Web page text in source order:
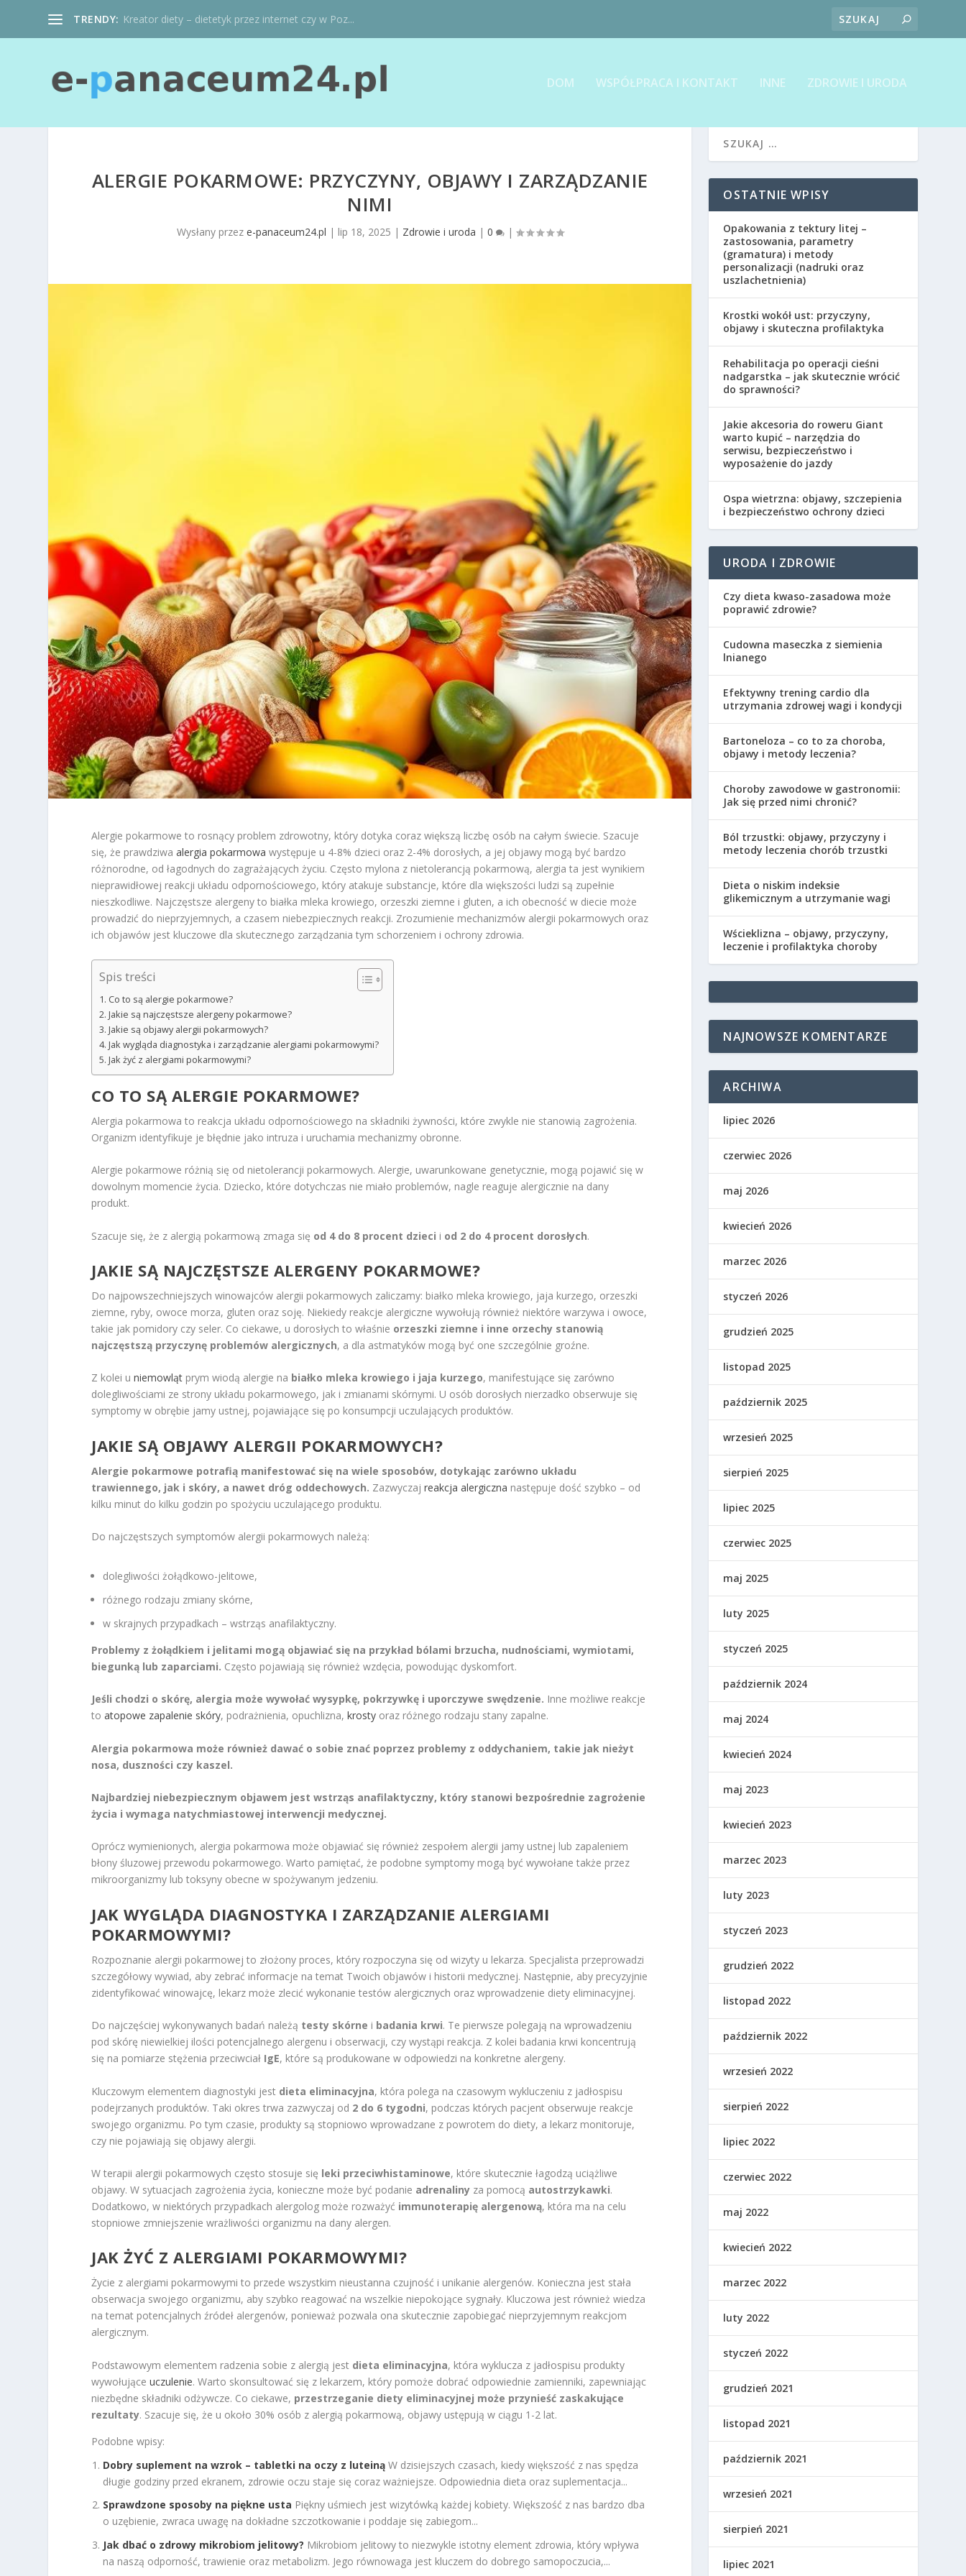
TRENDY: Kreator diety – dietetyk przez internet czy w Poz...
DOM WSPÓŁPRACA I KONTAKT INNE ZDROWIE I URODA
ALERGIE POKARMOWE: PRZYCZYNY, OBJAWY I ZARZĄDZANIE
NIMI
Wysłany przez e-panaceum24.pl | lip 18, 2025 | Zdrowie i uroda | 0 |
Alergie pokarmowe to rosnący problem zdrowotny, który dotyka coraz większą liczbę osób na całym świecie. Szacuje
się, że prawdziwaalergia pokarmowa występuje u 4-8% dzieci oraz 2-4% dorosłych, a jej objawy mogą być bardzo
różnorodne, od łagodnych do zagrażających życiu. Często mylona z nietolerancją pokarmową, alergia ta jest wynikiem
nieprawidłowej reakcji układu odpornościowego, który atakuje substancje, które dla większości ludzi są zupełnie
nieszkodliwe. Najczęstsze alergeny to białka mleka krowiego, orzeszki ziemne i gluten, a ich obecność w diecie może
prowadzić do nieprzyjemnych, a czasem niebezpiecznych reakcji. Zrozumienie mechanizmów alergii pokarmowych oraz
ich objawów jest kluczowe dla skutecznego zarządzania tym schorzeniem i ochrony zdrowia.
Spis treści
Co to są alergie pokarmowe?
Jakie są najczęstsze alergeny pokarmowe?
Jakie są objawy alergii pokarmowych?
Jak wygląda diagnostyka i zarządzanie alergiami pokarmowymi?
Jak żyć z alergiami pokarmowymi?
CO TO SĄ ALERGIE POKARMOWE?
Alergia pokarmowa to reakcja układu odpornościowego na składniki żywności, które zwykle nie stanowią zagrożenia.
Organizm identyfikuje je błędnie jako intruza i uruchamia mechanizmy obronne.
Alergie pokarmowe różnią się od nietolerancji pokarmowych. Alergie, uwarunkowane genetycznie, mogą pojawić się w
dowolnym momencie życia. Dziecko, które dotychczas nie miało problemów, nagle reaguje alergicznie na dany
produkt.
Szacuje się, że z alergią pokarmową zmaga się od 4 do 8 procent dzieci i od 2 do 4 procent dorosłych.
JAKIE SĄ NAJCZĘSTSZE ALERGENY POKARMOWE?
Do najpowszechniejszych winowajców alergii pokarmowych zaliczamy: białko mleka krowiego, jaja kurzego, orzeszki
ziemne, ryby, owoce morza, gluten oraz soję. Niekiedy reakcje alergiczne wywołują również niektóre warzywa i owoce,
takie jak pomidory czy seler. Co ciekawe, u dorosłych to właśnie orzeszki ziemne i inne orzechy stanowią
najczęstszą przyczynę problemów alergicznych, a dla astmatyków mogą być one szczególnie groźne.
Z kolei uniemowląt prym wiodą alergie na białko mleka krowiego i jaja kurzego, manifestujące się zarówno
dolegliwościami ze strony układu pokarmowego, jak i zmianami skórnymi. U osób dorosłych nierzadko obserwuje się
symptomy w obrębie jamy ustnej, pojawiające się po konsumpcji uczulających produktów.
JAKIE SĄ OBJAWY ALERGII POKARMOWYCH?
Alergie pokarmowe potrafią manifestować się na wiele sposobów, dotykając zarówno układu
trawiennego, jak i skóry, a nawet dróg oddechowych. Zazwyczajreakcja alergiczna następuje dość szybko – od
kilku minut do kilku godzin po spożyciu uczulającego produktu.
Do najczęstszych symptomów alergii pokarmowych należą:
dolegliwości żołądkowo-jelitowe,
różnego rodzaju zmiany skórne,
w skrajnych przypadkach – wstrząs anafilaktyczny.
Problemy z żołądkiem i jelitami mogą objawiać się na przykład bólami brzucha, nudnościami, wymiotami,
biegunką lub zaparciami. Często pojawiają się również wzdęcia, powodując dyskomfort.
Jeśli chodzi o skórę, alergia może wywołać wysypkę, pokrzywkę i uporczywe swędzenie. Inne możliwe reakcje
toatopowe zapalenie skóry, podrażnienia, opuchlizna,krosty oraz różnego rodzaju stany zapalne.
Alergia pokarmowa może również dawać o sobie znać poprzez problemy z oddychaniem, takie jak nieżyt
nosa, duszności czy kaszel.
Najbardziej niebezpiecznym objawem jest wstrząs anafilaktyczny, który stanowi bezpośrednie zagrożenie
życia i wymaga natychmiastowej interwencji medycznej.
Oprócz wymienionych, alergia pokarmowa może objawiać się również zespołem alergii jamy ustnej lub zapaleniem
błony śluzowej przewodu pokarmowego. Warto pamiętać, że podobne symptomy mogą być wywołane także przez
mikroorganizmy lub toksyny obecne w spożywanym jedzeniu.
JAK WYGLĄDA DIAGNOSTYKA I ZARZĄDZANIE ALERGIAMI
POKARMOWYMI?
Rozpoznanie alergii pokarmowej to złożony proces, który rozpoczyna się od wizyty u lekarza. Specjalista przeprowadzi
szczegółowy wywiad, aby zebrać informacje na temat Twoich objawów i historii medycznej. Następnie, aby precyzyjnie
zidentyfikować winowajcę, lekarz może zlecić wykonanie testów alergicznych oraz wprowadzenie diety eliminacyjnej.
Do najczęściej wykonywanych badań należą testy skórne i badania krwi. Te pierwsze polegają na wprowadzeniu
pod skórę niewielkiej ilości potencjalnego alergenu i obserwacji, czy wystąpi reakcja. Z kolei badania krwi koncentrują
się na pomiarze stężenia przeciwciał IgE, które są produkowane w odpowiedzi na konkretne alergeny.
Kluczowym elementem diagnostyki jest dieta eliminacyjna, która polega na czasowym wykluczeniu z jadłospisu
podejrzanych produktów. Taki okres trwa zazwyczaj od 2 do 6 tygodni, podczas których pacjent obserwuje reakcje
swojego organizmu. Po tym czasie, produkty są stopniowo wprowadzane z powrotem do diety, a lekarz monitoruje,
czy nie pojawiają się objawy alergii.
W terapii alergii pokarmowych często stosuje się leki przeciwhistaminowe, które skutecznie łagodzą uciążliwe
objawy. W sytuacjach zagrożenia życia, konieczne może być podanie adrenaliny za pomocą autostrzykawki.
Dodatkowo, w niektórych przypadkach alergolog może rozważyć immunoterapię alergenową, która ma na celu
stopniowe zmniejszenie wrażliwości organizmu na dany alergen.
JAK ŻYĆ Z ALERGIAMI POKARMOWYMI?
Życie z alergiami pokarmowymi to przede wszystkim nieustanna czujność i unikanie alergenów. Konieczna jest stała
obserwacja swojego organizmu, aby szybko reagować na wszelkie niepokojące sygnały. Kluczowa jest również wiedza
na temat potencjalnych źródeł alergenów, ponieważ pozwala ona skutecznie zapobiegać nieprzyjemnym reakcjom
alergicznym.
Podstawowym elementem radzenia sobie z alergią jest dieta eliminacyjna, która wyklucza z jadłospisu produkty
wywołująceuczulenie. Warto skonsultować się z lekarzem, który pomoże dobrać odpowiednie zamienniki, zapewniając
niezbędne składniki odżywcze. Co ciekawe, przestrzeganie diety eliminacyjnej może przynieść zaskakujące
rezultaty. Szacuje się, że u około 30% osób z alergią pokarmową, objawy ustępują w ciągu 1-2 lat.
Podobne wpisy:
Dobry suplement na wzrok – tabletki na oczy z luteiną W dzisiejszych czasach, kiedy większość z nas spędza
długie godziny przed ekranem, zdrowie oczu staje się coraz ważniejsze. Odpowiednia dieta oraz suplementacja...
Sprawdzone sposoby na piękne usta Piękny uśmiech jest wizytówką każdej kobiety. Większość z nas bardzo dba
o uzębienie, zwraca uwagę na dokładne szczotkowanie i poddaje się zabiegom...
Jak dbać o zdrowy mikrobiom jelitowy? Mikrobiom jelitowy to niezwykle istotny element zdrowia, który wpływa
na naszą odporność, trawienie oraz metabolizm. Jego równowaga jest kluczem do dobrego samopoczucia,...
OSTATNIE WPISY
Opakowania z tektury litej –
zastosowania, parametry
(gramatura) i metody
personalizacji (nadruki oraz
uszlachetnienia)
Krostki wokół ust: przyczyny,
objawy i skuteczna profilaktyka
Rehabilitacja po operacji cieśni
nadgarstka – jak skutecznie wrócić
do sprawności?
Jakie akcesoria do roweru Giant
warto kupić – narzędzia do
serwisu, bezpieczeństwo i
wyposażenie do jazdy
Ospa wietrzna: objawy, szczepienia
i bezpieczeństwo ochrony dzieci
URODA I ZDROWIE
Czy dieta kwaso-zasadowa może
poprawić zdrowie?
Cudowna maseczka z siemienia
lnianego
Efektywny trening cardio dla
utrzymania zdrowej wagi i kondycji
Bartoneloza – co to za choroba,
objawy i metody leczenia?
Choroby zawodowe w gastronomii:
Jak się przed nimi chronić?
Ból trzustki: objawy, przyczyny i
metody leczenia chorób trzustki
Dieta o niskim indeksie
glikemicznym a utrzymanie wagi
Wścieklizna – objawy, przyczyny,
leczenie i profilaktyka choroby
NAJNOWSZE KOMENTARZE
ARCHIWA
lipiec 2026
czerwiec 2026
maj 2026
kwiecień 2026
marzec 2026
styczeń 2026
grudzień 2025
listopad 2025
październik 2025
wrzesień 2025
sierpień 2025
lipiec 2025
czerwiec 2025
maj 2025
luty 2025
styczeń 2025
październik 2024
maj 2024
kwiecień 2024
maj 2023
kwiecień 2023
marzec 2023
luty 2023
styczeń 2023
grudzień 2022
listopad 2022
październik 2022
wrzesień 2022
sierpień 2022
lipiec 2022
czerwiec 2022
maj 2022
kwiecień 2022
marzec 2022
luty 2022
styczeń 2022
grudzień 2021
listopad 2021
październik 2021
wrzesień 2021
sierpień 2021
lipiec 2021